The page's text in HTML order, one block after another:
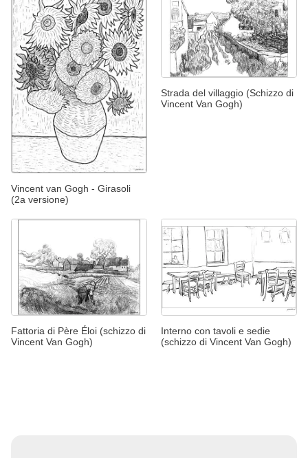
Vincent van Gogh - Girasoli
(2a versione)
Strada del villaggio (Schizzo di
Vincent Van Gogh)
Fattoria di Père Éloi (schizzo di
Vincent Van Gogh)
Interno con tavoli e sedie
(schizzo di Vincent Van Gogh)